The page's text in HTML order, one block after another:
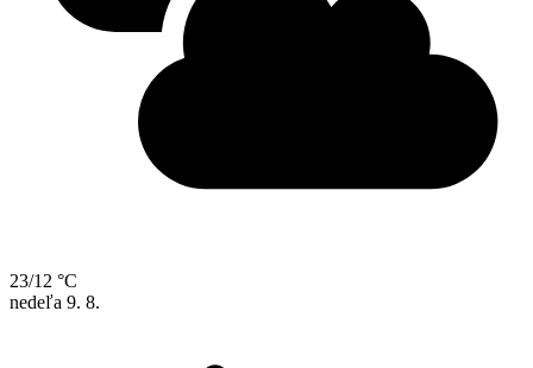
23/12 °C
nedeľa 9. 8.